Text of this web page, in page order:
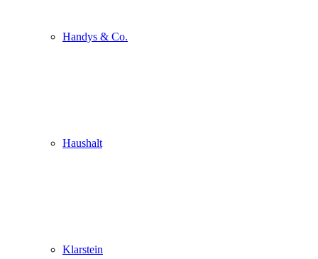
Handys & Co.
Haushalt
Klarstein